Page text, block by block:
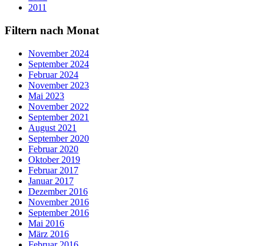
2011
Filtern nach Monat
November 2024
September 2024
Februar 2024
November 2023
Mai 2023
November 2022
September 2021
August 2021
September 2020
Februar 2020
Oktober 2019
Februar 2017
Januar 2017
Dezember 2016
November 2016
September 2016
Mai 2016
März 2016